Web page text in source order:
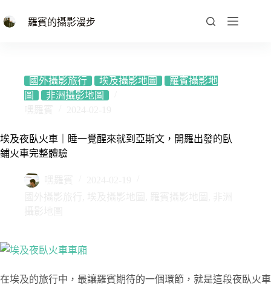
至
羅賓的攝影漫步
國外攝影旅行 埃及攝影地圖
羅賓攝影地
圖
非洲攝影地圖
埃及夜臥火車｜睡一覺醒來就到亞斯文，開羅出發的臥
鋪火車完整體驗
在埃及的旅行中，最讓羅賓期待的一個環節，就是這段夜臥火車